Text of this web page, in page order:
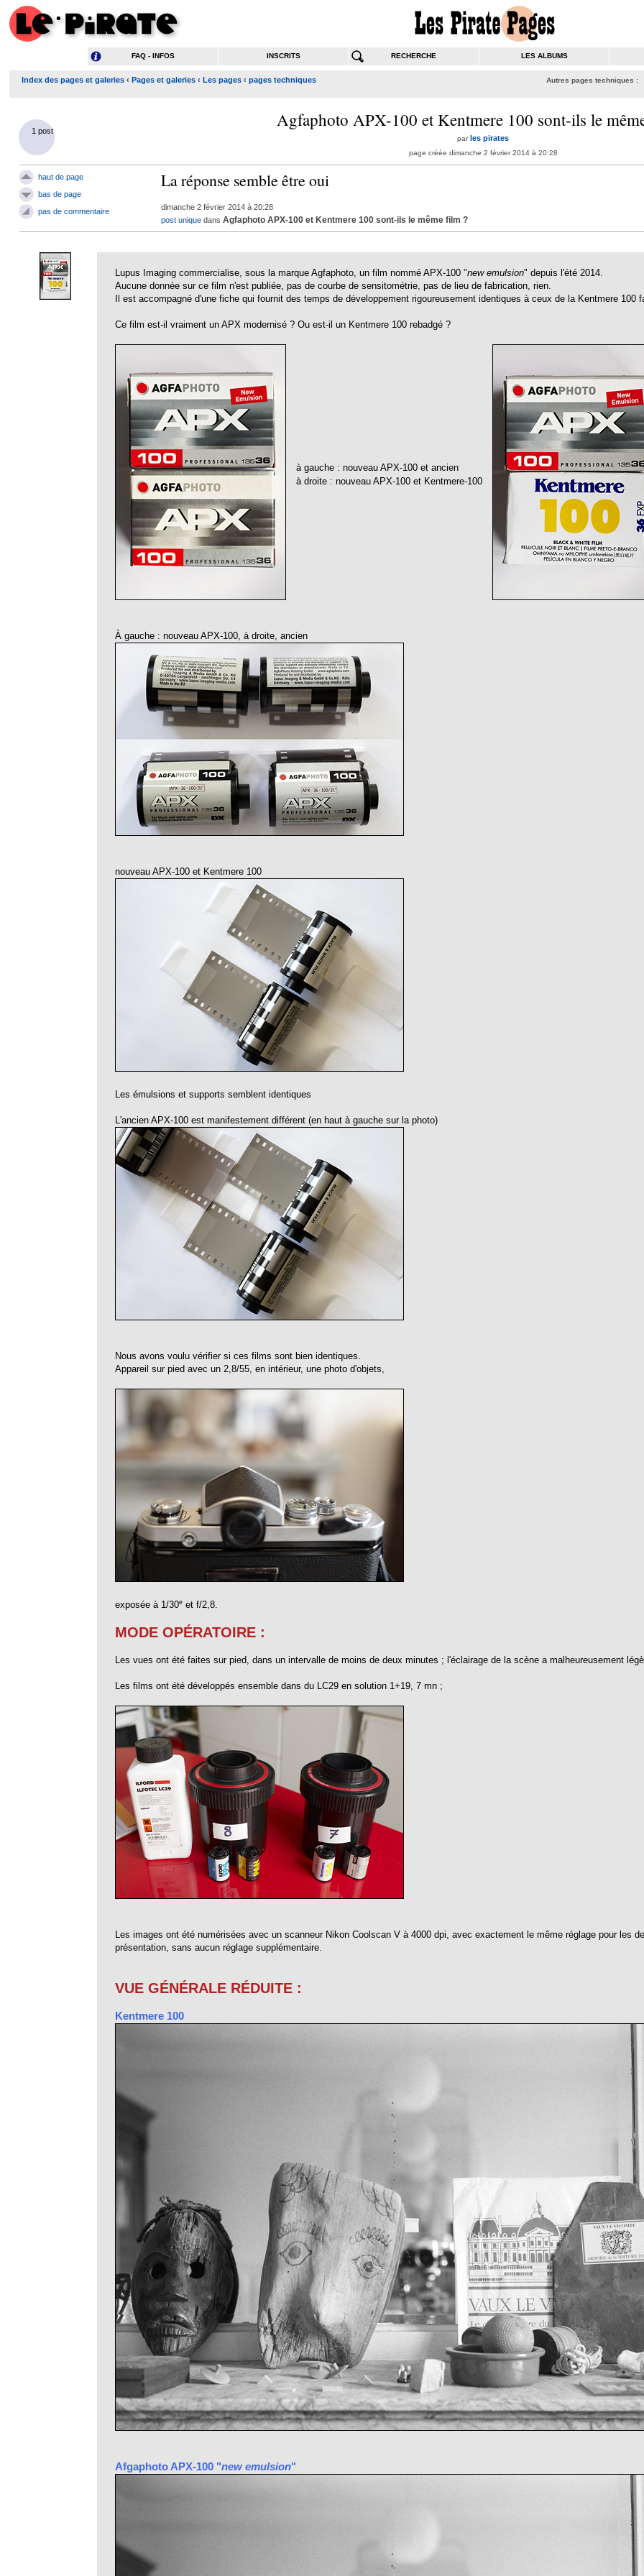
FAQ - INFOS INSCRITS RECHERCHE LES ALBUMS
Index des pages et galeries ‹ Pages et galeries ‹ Les pages ‹ pages techniques Autres pages techniques :
1 post
Agfaphoto APX-100 et Kentmere 100 sont-ils le
parles pirates
page créée dimanche 2 février 2014 à 20:28
haut de page
bas de page
pas de commentaire
La réponse semble être oui
dimanche 2 février 2014 à 20:28
post uniquedans Agfaphoto APX-100 et Kentmere 100 sont-ils le même film ?
Lupus Imaging commercialise, sous la marque Agfaphoto, un film nommé APX-100 "new emulsion" depuis l'été 2014.
Aucune donnée sur ce film n'est publiée, pas de courbe de sensitométrie, pas de lieu de fabrication, rien.
Il est accompagné d'une fiche qui fournit des temps de développement rigoureusement identiques à ceux de la Kentmere 100
Ce film est-il vraiment un APX modernisé ? Ou est-il un Kentmere 100 rebadgé ?
à gauche : nouveau APX-100 et ancien
à droite : nouveau APX-100 et Kentmere-100
À gauche : nouveau APX-100, à droite, ancien
nouveau APX-100 et Kentmere 100
Les émulsions et supports semblent identiques
L'ancien APX-100 est manifestement différent (en haut à gauche sur la photo)
Nous avons voulu vérifier si ces films sont bien identiques.
Appareil sur pied avec un 2,8/55, en intérieur, une photo d'objets,
exposée à 1/30eet f/2,8.
MODE OPÉRATOIRE :
Les vues ont été faites sur pied, dans un intervalle de moins de deux minutes ; l'éclairage de la scène a malheureusement
Les films ont été développés ensemble dans du LC29 en solution 1+19, 7 mn ;
Les images ont été numérisées avec un scanneur Nikon Coolscan V à 4000 dpi, avec exactement le même réglage pour les
présentation, sans aucun réglage supplémentaire.
VUE GÉNÉRALE RÉDUITE :
Kentmere 100
Afgaphoto APX-100 "new emulsion"